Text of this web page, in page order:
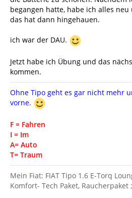
begangen hatte, habe ich alles
das hat dann hingehauen.
ich war der DAU.
Jetzt habe ich Übung und das
kommen.
Ohne Tipo geht es gar nicht mehr
vorne.
F = Fahren
I = Im
A= Auto
T= Traum
Mein Fiat: FIAT Tipo 1.6 E-Torq
Komfort- Tech Paket, Raucherpaket